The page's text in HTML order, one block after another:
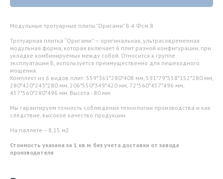
Модульные тротуарные плиты "Оригами" Б.4.Фсм.8
Тротуарная плитка “Оригами” — оригинальная, ультрасовременная
модульная форма, которая включает 6 плит разной конфигурации, при
укладке комбинируемых между собой. Относится к группе
эксплуатации Б, используется преимущественно для пешеходного
мощения.
Комплект из 6 видов плит: 559*361*280*408 мм, 591*79*558*152*280 мм,
280*420*243*280 мм, 206*550*349*420 мм, 72*560*457*496 мм,
457*560*280*496 мм. Высота - 80 мм.
Мы гарантируем точность соблюдения технологии производства и как
следствие, высокое качество продукции.
На паллете – 8,15 м2
Стоимость указана за 1 кв.м. без учета доставки от завода
производителя